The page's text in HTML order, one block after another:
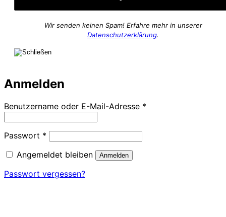
Wir senden keinen Spam! Erfahre mehr in unserer
Datenschutzerklärung.
Anmelden
Benutzername oder E-Mail-Adresse *
Passwort * Erforderlich
Angemeldet bleiben
Anmelden
Passwort vergessen?